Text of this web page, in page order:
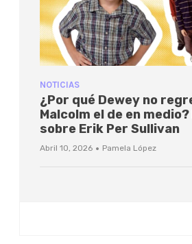
NOTICIAS
¿Por qué Dewey no
Malcolm el de en
sobre Erik Per Sullivan
Abril 10, 2026 · Pamela López